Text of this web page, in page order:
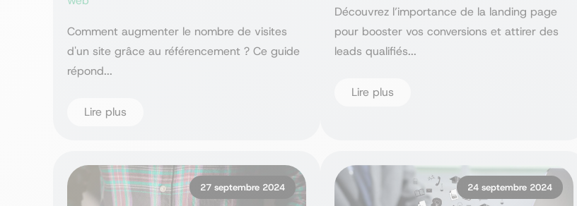
Comment augmenter le nombre de visites
d'un site grâce au référencement ? Ce guide
répond...
Lire plus
Découvrez l’importance de la landing page
pour booster vos conversions et attirer des
leads qualifiés...
Lire plus
27 septembre 2024 24 septembre 2024